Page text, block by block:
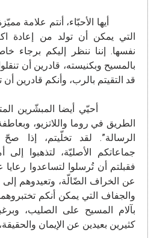
أيها الأحبّاء، أنتم علامة
التي يمكن أن تولد من إعادة
نفسها. إننا ننظر إليكم برجاء
بالمسيح وبكنيسته، قادرين أن
قد التقيتم بالرب، وأنكم قادرين
أحيّي أيضا المبشّرين
الطريق في روما واللاتزيو،
الرسالة”. لقد تخلّيتم، إذا
جماعاتكم الأصليّة، لتذهبوا إلى
فقبلتم أن تُرسلوا لتساعدوا رعايا
عن الخراف الضّالّة، وتعيدوهم
والجفاف التي يمكن أنكم
بآلام المسيح على الصليب،
كثيرين بعيدين عن الإيمان